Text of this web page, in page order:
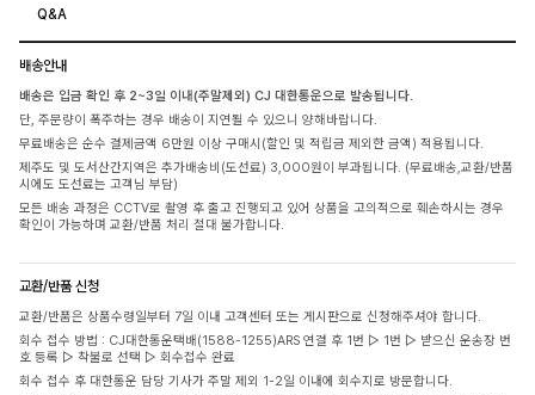
Q&A
배송안내
배송은 입금 확인 후 2~3일 이내(주말제외) CJ 대한통운으로 발송됩니다.
단, 주문량이 폭주하는 경우 배송이 지연될 수 있으니 양해바랍니다.
무료배송은 순수 결제금액 6만원 이상 구매시(할인 및 적립금 제외한 금액) 적용됩니다.
제주도 및 도서산간지역은 추가배송비(도선료) 3,000원이 부과됩니다. (무료배송,교환/반품
시에도 도선료는 고객님 부담)
모든 배송 과정은 CCTV로 촬영 후 출고 진행되고 있어 상품을 고의적으로 훼손하시는 경우
확인이 가능하며 교환/반품 처리 절대 불가합니다.
교환/반품 신청
교환/반품은 상품수령일부터 7일 이내 고객센터 또는 게시판으로 신청해주셔야 합니다.
회수 접수 방법 : CJ대한통운택배(1588-1255)ARS 연결 후 1번 ▷ 1번 ▷ 받으신 운송장 번
호 등록 ▷ 착불로 선택 ▷ 회수접수 완료
회수 접수 후 대한통운 담당 기사가 주말 제외 1-2일 이내에 회수지로 방문합니다.